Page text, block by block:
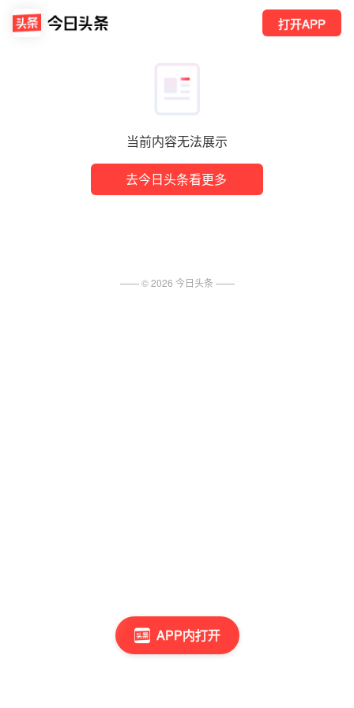
当前内容无法展示
去今日头条看更多
打开APP
APP内打开
—— ©2026 今日头条 ——